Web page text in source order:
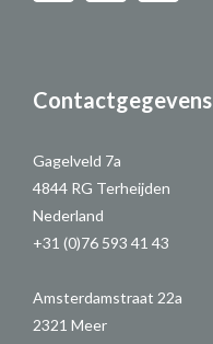
Contactgegevens
Gagelveld 7a
4844 RG Terheijden
Nederland
+31 (0)76 593 41 43
Amsterdamstraat 22a
2321 Meer